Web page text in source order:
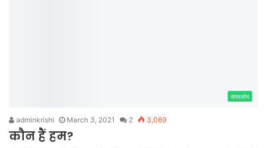
संपादकीय
adminkrishi March 3, 2021 2 3,069
कौन हैं हम?